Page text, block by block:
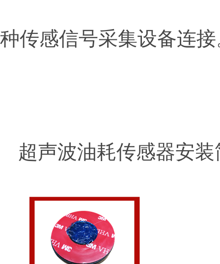
种传感信号采集设备连
超声波油耗传感器安